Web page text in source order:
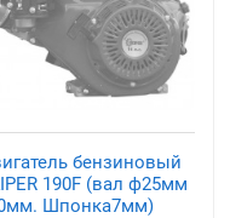
бензиновый
190F (вал ф25мм
Шпонка7мм)